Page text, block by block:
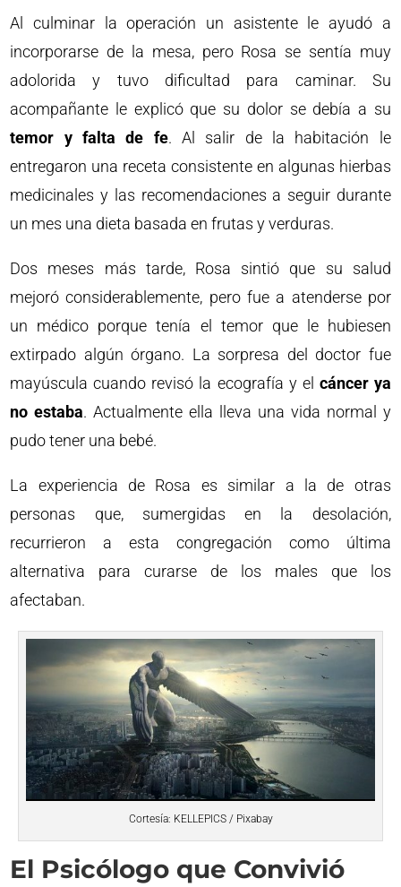
Al culminar la operación un asistente le ayudó a
incorporarse de la mesa, pero Rosa se sentía muy
adolorida y tuvo dificultad para caminar. Su
acompañante le explicó que su dolor se debía a su
temor y falta de fe. Al salir de la habitación le
entregaron una receta consistente en algunas hierbas
medicinales y las recomendaciones a seguir durante
un mes una dieta basada en frutas y verduras.
Dos meses más tarde, Rosa sintió que su salud
mejoró considerablemente, pero fue a atenderse por
un médico porque tenía el temor que le hubiesen
extirpado algún órgano. La sorpresa del doctor fue
mayúscula cuando revisó la ecografía y el cáncer ya
no estaba. Actualmente ella lleva una vida normal y
pudo tener una bebé.
La experiencia de Rosa es similar a la de otras
personas que, sumergidas en la desolación,
recurrieron a esta congregación como última
alternativa para curarse de los males que los
afectaban.
Cortesía: KELLEPICS / Pixabay
El Psicólogo que Convivió